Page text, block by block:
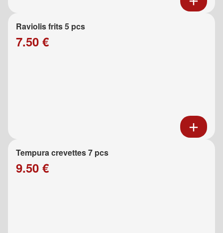
Raviolis frits 5 pcs
7.50 €
Tempura crevettes 7 pcs
9.50 €